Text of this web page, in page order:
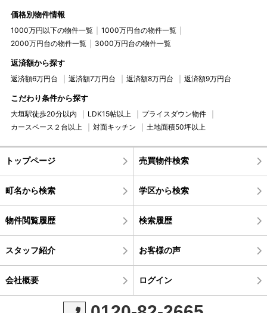
価格別物件情報
1000万円以下の物件一覧
1000万円台の物件一覧
2000万円台の物件一覧
3000万円台の物件一覧
返済額から探す
返済額6万円台 返済額7万円台 返済額8万円台 返済額9万円台
こだわり条件から探す
大垣駅徒歩20分以内 LDK15帖以上
プライスダウン物件
カースペース２台以上
対面キッチン 土地面積50坪以上
トップページ 売買物件検索
町名から検索 学区から検索
物件閲覧履歴 検索履歴
スタッフ紹介 お客様の声
会社概要 ログイン